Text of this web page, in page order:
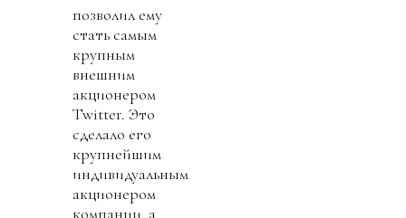
позволил ему
стать самым
крупным
внешним
акционером
Twitter. Это
сделало его
крупнейшим
индивидуальным
акционером
компании, а